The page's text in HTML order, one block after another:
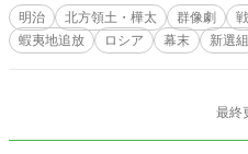
戦争の後、罪を許さ
みたいと思っている
明治 北方領土・樺太 群像劇
蝦夷地追放
ロシア 幕末 新選組
最終